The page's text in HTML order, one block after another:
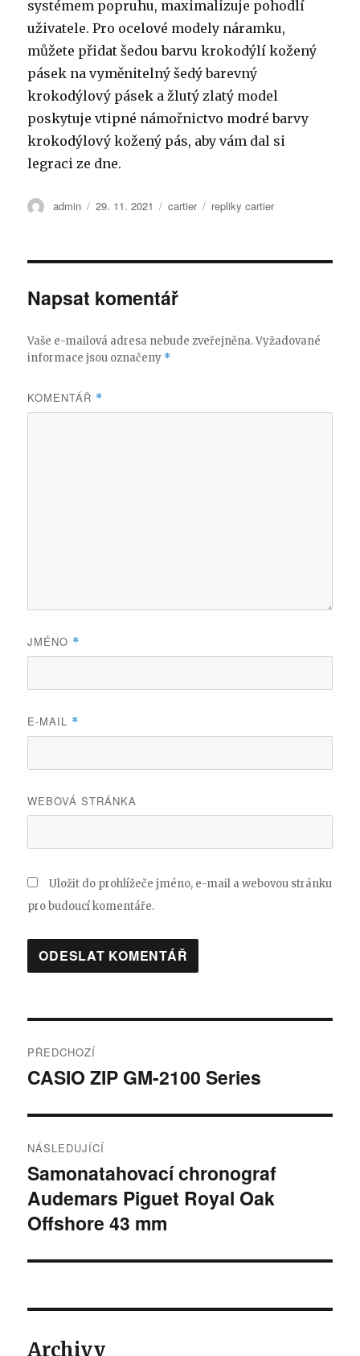
systémem popruhu, maximalizuje pohodlí
uživatele. Pro ocelové modely náramku,
můžete přidat šedou barvu krokodýlí kožený
pásek na vyměnitelný šedý barevný
krokodýlový pásek a žlutý zlatý model
poskytuje vtipné námořnictvo modré barvy
krokodýlový kožený pás, aby vám dal si
legraci ze dne.
Autor:
admin Publikováno:
29. 11. 2021 Rubriky:
cartier Štítky:
repliky cartier
Napsat komentář
Vaše e-mailová adresa nebude zveřejněna. Vyžadované
informace jsou označeny *
KOMENTÁŘ *
JMÉNO *
E-MAIL *
WEBOVÁ STRÁNKA
Uložit do prohlížeče jméno, e-mail a webovou stránku
pro budoucí komentáře.
pro
PŘEDCHOZÍ
Předchozí
CASIO ZIP GM-2100 Series
NÁSLEDUJÍCÍ
Následující
příspěvek:
Samonatahovací chronograf
Audemars Piguet Royal Oak
Offshore 43 mm
Archivy